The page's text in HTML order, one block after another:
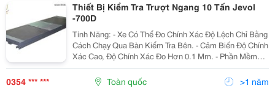
Thiết Bị Kiểm Tra Trượt Ngang 10 Tấn Jevol
-700D
Tính Năng: - Xe Có Thể Đo Chính Xác Độ Lệch Chỉ Bằng
Cách Chạy Qua Bàn Kiểm Tra Bên. - Cảm Biến Độ Chính
Xác Cao, Độ Chính Xác Đo Hơn 0.1 Mm. - Phần Mềm
Hiển Thị Kết Quả Đo Trực Quan. - Hỗ Trợ Thiết Bị Cân
Chỉnh Góc Đặt Bánh Xe 4 Bánh Trong...
0354 *** *** Toàn quốc >1 năm